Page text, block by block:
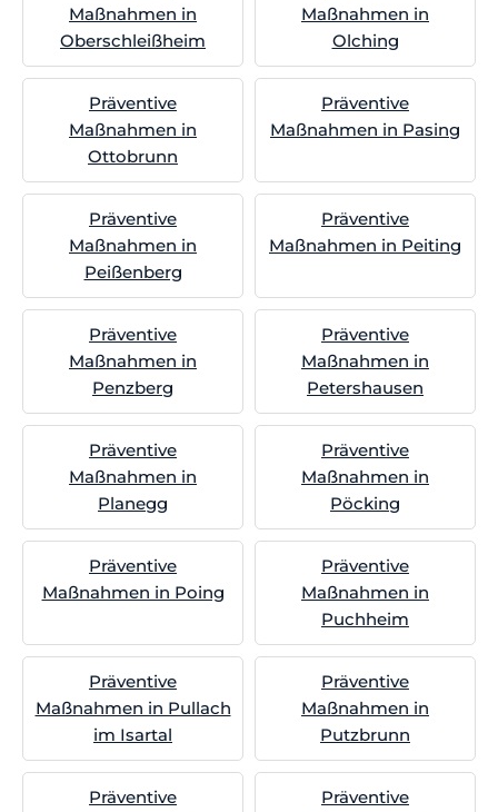
Maßnahmen in
Oberschleißheim
Maßnahmen in
Olching
Präventive
Maßnahmen in
Ottobrunn
Präventive
Maßnahmen in Pasing
Präventive
Maßnahmen in
Peißenberg
Präventive
Maßnahmen in Peiting
Präventive
Maßnahmen in
Penzberg
Präventive
Maßnahmen in
Petershausen
Präventive
Maßnahmen in
Planegg
Präventive
Maßnahmen in
Pöcking
Präventive
Maßnahmen in Poing
Präventive
Maßnahmen in
Puchheim
Präventive
Maßnahmen in Pullach
im Isartal
Präventive
Maßnahmen in
Putzbrunn
Präventive
Präventive